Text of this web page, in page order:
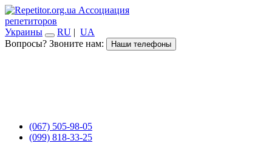
Ассоциация
репетиторов
Украины
RU | UA
Вопросы? Звоните нам:
Наши телефоны
(067) 505-98-05
(099) 818-33-25